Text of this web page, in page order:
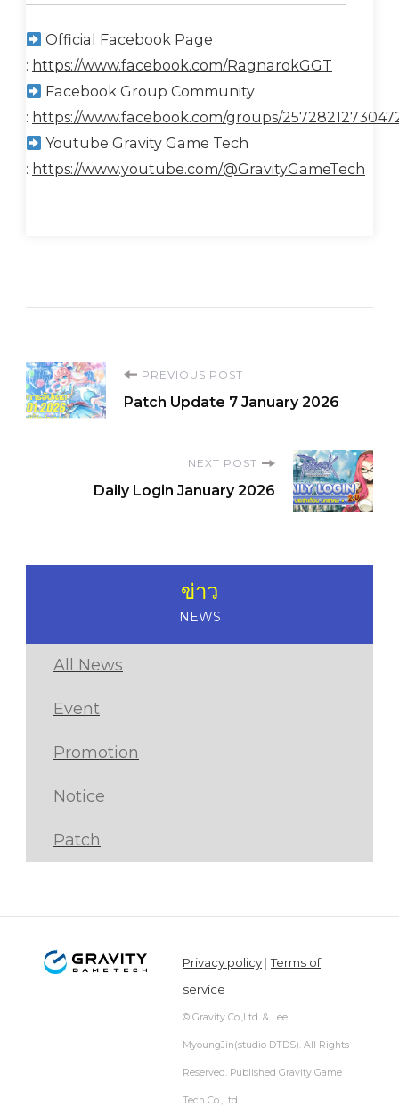
Official Facebook Page
: https://www.facebook.com/RagnarokGGT
Facebook Group Community
: https://www.facebook.com/groups/
Youtube Gravity Game Tech
: https://www.youtube.com/@GravityGameTech
Post
Navigation
PREVIOUS POST
Patch Update 7 January 2026
NEXT POST
Daily Login January 2026
ข่าว
NEWS
All News
Event
Promotion
Notice
Patch
Privacy policy |Terms of
service
© Gravity Co.,Ltd. & Lee
MyoungJin(studio DTDS). All Rights
Reserved. Published Gravity Game
Tech Co.,Ltd.